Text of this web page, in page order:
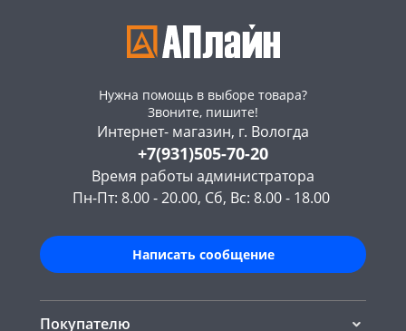
Нужна помощь в выборе товара?
Звоните, пишите!
Интернет- магазин, г. Вологда
+7(931)505-70-20
Время работы администратора
Пн-Пт: 8.00 - 20.00, Сб, Вс: 8.00 - 18.00
Написать сообщение
Покупателю